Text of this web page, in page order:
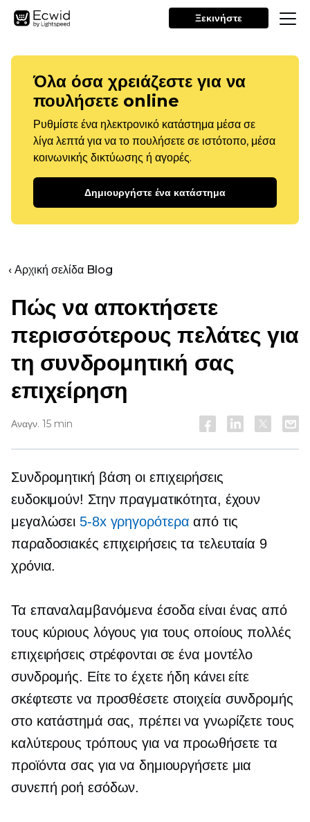
Ξεκινήστε
Όλα όσα χρειάζεστε για να
πουλήσετε online
Ρυθμίστε ένα ηλεκτρονικό κατάστημα μέσα σε
λίγα λεπτά για να το πουλήσετε σε ιστότοπο, μέσα
κοινωνικής δικτύωσης ή αγορές.
Δημιουργήστε ένα κατάστημα
‹ Αρχική σελίδα Blog
Πώς να αποκτήσετε
περισσότερους πελάτες για
τη συνδρομητική σας
επιχείρηση
Αναγν. 15 min
Συνδρομητική βάση οι επιχειρήσεις
ευδοκιμούν! Στην πραγματικότητα, έχουν
μεγαλώσει 5-8xγρηγορότερα από τις
παραδοσιακές επιχειρήσεις τα τελευταία 9
χρόνια.
Τα επαναλαμβανόμενα έσοδα είναι ένας από
τους κύριους λόγους για τους οποίους πολλές
επιχειρήσεις στρέφονται σε ένα μοντέλο
συνδρομής. Είτε το έχετε ήδη κάνει είτε
σκέφτεστε να προσθέσετε στοιχεία συνδρομής
στο κατάστημά σας, πρέπει να γνωρίζετε τους
καλύτερους τρόπους για να προωθήσετε τα
προϊόντα σας για να δημιουργήσετε μια
συνεπή ροή εσόδων.